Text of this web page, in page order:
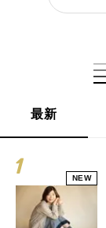
最新
NEW